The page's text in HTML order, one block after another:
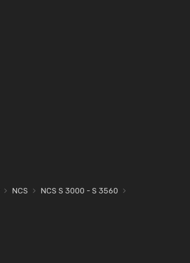
NCS
NCS S 3000 - S 3560